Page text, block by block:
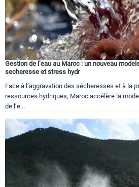
Gestion de l’eau au Maroc : un nouveau
secheresse et stress hydr
Face à l’aggravation des sécheresses et à la
ressources hydriques, Maroc accélère la
de l’e...